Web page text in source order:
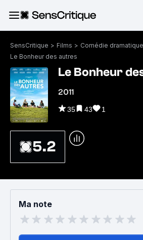
SensCritique > Films > Comédie dramatique
Le Bonheur des autres
Le Bonheur
2011
35 43 1
5.2
Ma note